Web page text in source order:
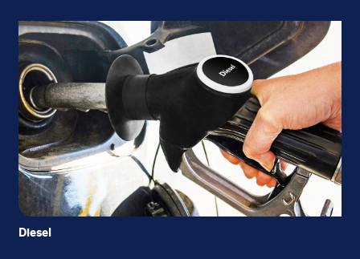
Diesel